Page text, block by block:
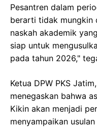
Pesantren dalam
berarti tidak mungkin
naskah akademik
siap untuk
pada tahun 2026,"
Ketua DPW PKS
menegaskan bahwa
Kikin akan menjadi
menyampaikan